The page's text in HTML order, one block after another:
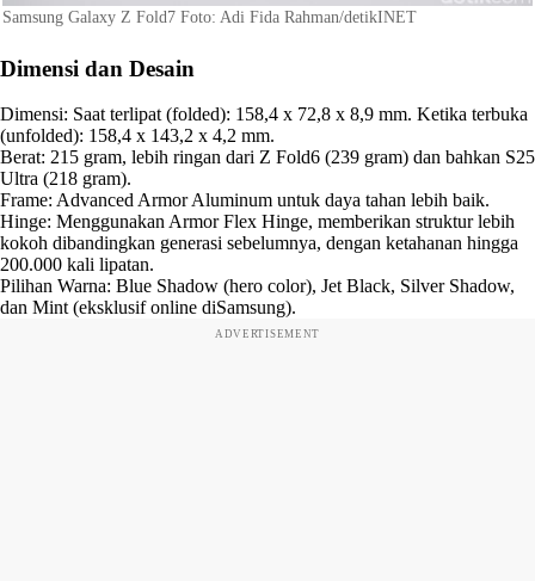
Samsung Galaxy Z Fold7 Foto: Adi Fida Rahman/detikINET
Dimensi dan Desain
Dimensi: Saat terlipat (folded): 158,4 x 72,8 x 8,9 mm. Ketika terbuka
(unfolded): 158,4 x 143,2 x 4,2 mm.
Berat: 215 gram, lebih ringan dari Z Fold6 (239 gram) dan bahkan S25
Ultra (218 gram).
Frame: Advanced Armor Aluminum untuk daya tahan lebih baik.
Hinge: Menggunakan Armor Flex Hinge, memberikan struktur lebih
kokoh dibandingkan generasi sebelumnya, dengan ketahanan hingga
200.000 kali lipatan.
Pilihan Warna: Blue Shadow (hero color), Jet Black, Silver Shadow,
dan Mint (eksklusif online diSamsung).
ADVERTISEMENT